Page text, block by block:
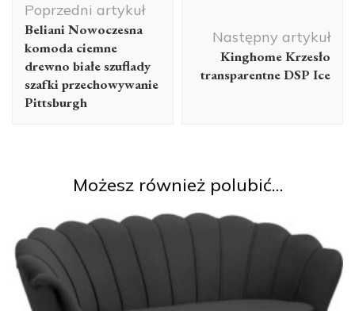
wpisu
Poprzedni artykuł
Beliani Nowoczesna
komoda ciemne
drewno białe szuflady
szafki przechowywanie
Pittsburgh
Następny artykuł
Kinghome Krzesło
transparentne DSP Ice
Możesz również polubić…